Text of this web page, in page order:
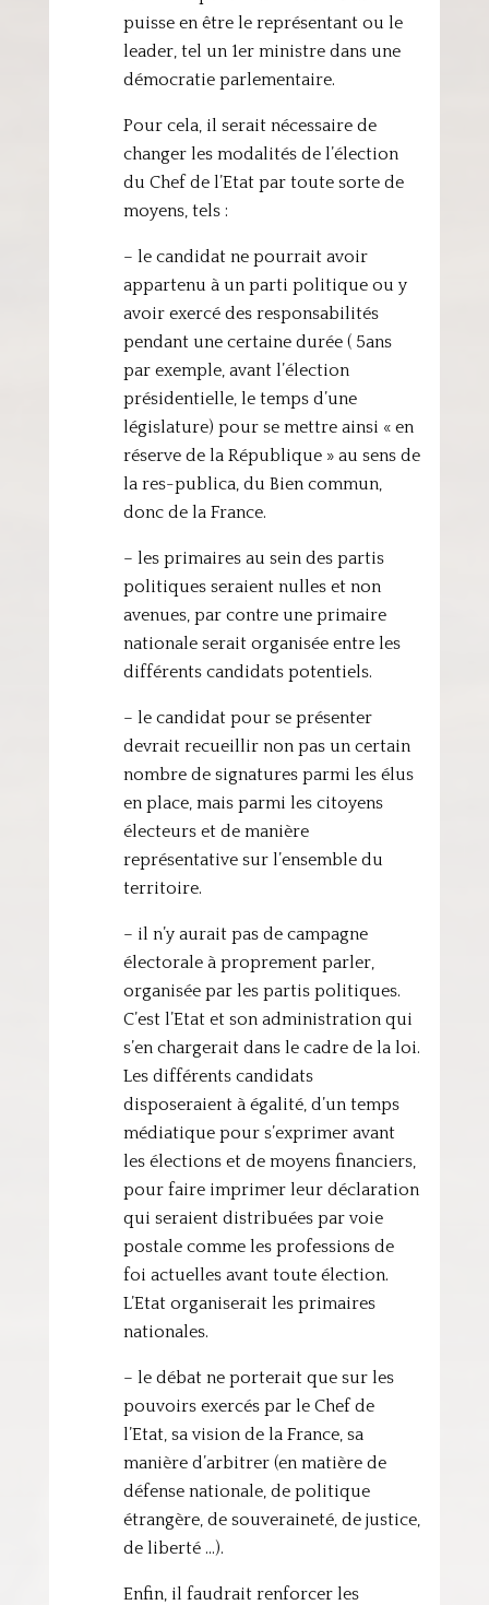
puisse en être le représentant ou le
leader, tel un 1er ministre dans une
démocratie parlementaire.
Pour cela, il serait nécessaire de
changer les modalités de l’élection
du Chef de l’Etat par toute sorte de
moyens, tels :
– le candidat ne pourrait avoir
appartenu à un parti politique ou y
avoir exercé des responsabilités
pendant une certaine durée ( 5ans
par exemple, avant l’élection
présidentielle, le temps d’une
législature) pour se mettre ainsi « en
réserve de la République » au sens de
la res-publica, du Bien commun,
donc de la France.
– les primaires au sein des partis
politiques seraient nulles et non
avenues, par contre une primaire
nationale serait organisée entre les
différents candidats potentiels.
– le candidat pour se présenter
devrait recueillir non pas un certain
nombre de signatures parmi les élus
en place, mais parmi les citoyens
électeurs et de manière
représentative sur l’ensemble du
territoire.
– il n’y aurait pas de campagne
électorale à proprement parler,
organisée par les partis politiques.
C’est l’Etat et son administration qui
s’en chargerait dans le cadre de la loi.
Les différents candidats
disposeraient à égalité, d’un temps
médiatique pour s’exprimer avant
les élections et de moyens financiers,
pour faire imprimer leur déclaration
qui seraient distribuées par voie
postale comme les professions de
foi actuelles avant toute élection.
L’Etat organiserait les primaires
nationales.
– le débat ne porterait que sur les
pouvoirs exercés par le Chef de
l’Etat, sa vision de la France, sa
manière d’arbitrer (en matière de
défense nationale, de politique
étrangère, de souveraineté, de justice,
de liberté …).
Enfin, il faudrait renforcer les